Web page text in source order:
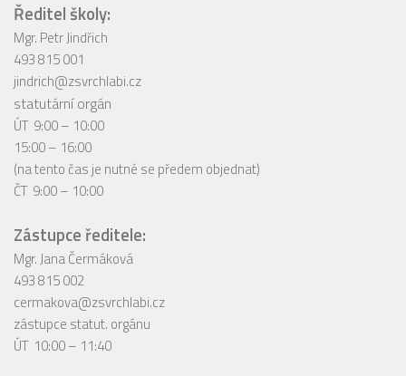
Ředitel školy:
Mgr. Petr Jindřich
493 815 001
jindrich@zsvrchlabi.cz
statutární orgán
ÚT 9:00 – 10:00
15:00 – 16:00
(na tento čas je nutné se předem objednat)
ČT 9:00 – 10:00
Zástupce ředitele:
Mgr. Jana Čermáková
493 815 002
cermakova@zsvrchlabi.cz
zástupce statut. orgánu
ÚT 10:00 – 11:40